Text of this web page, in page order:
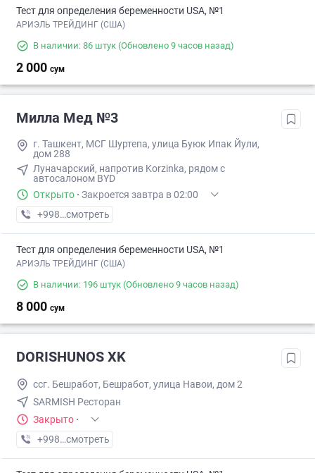
Тест для определения беременности USA, №1
АРИЭЛЬ ТРЕЙДИНГ (США)
В наличии: 86 штук (Обновлено 9 часов назад)
2 000 сум
Милла Мед №3
г. Ташкент, МСГ Шуртепа, улица Буюк Ипак Йули,
дом 288
Луначарский, напротив Korzinka, рядом с
автосалоном BYD
Открыто · Закроется завтра в 02:00
+998 (95) XXX-XX-XX
смотреть
Тест для определения беременности USA, №1
АРИЭЛЬ ТРЕЙДИНГ (США)
В наличии: 196 штук (Обновлено 9 часов назад)
8 000 сум
DORISHUNOS XK
ссг. Бешpабот, Бешработ, улица Навои, дом 2
SARMISH Ресторан
Закрыто ·
+998 (55) XXX-XX-XX
смотреть